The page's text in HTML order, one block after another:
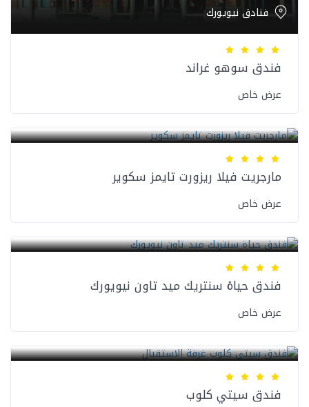
فنادق نيويورك
فندق سوهو غراند
عرض خاص
مارجريت فيلا ريزورت تايمز سكوير
عرض خاص
فندق حياة سنتريك ميد تاون نيويورك
عرض خاص
فندق سيتي كلوب